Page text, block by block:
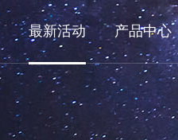
最新活动 产品中心